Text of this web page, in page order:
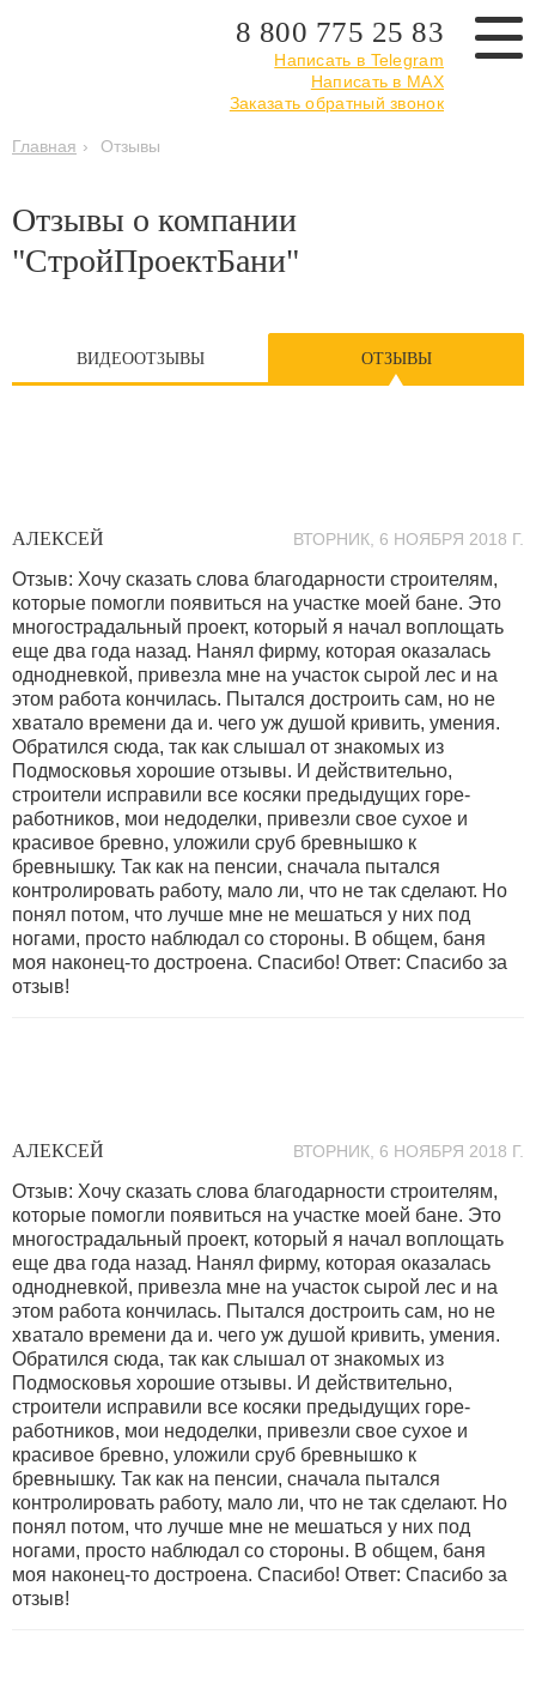
8 800 775 25 83
Написать в Telegram
Написать в MAX
Заказать обратный звонок
Главная › Отзывы
Отзывы о компании
"СтройПроектБани"
ВИДЕООТЗЫВЫ ОТЗЫВЫ
АЛЕКСЕЙ ВТОРНИК, 6 НОЯБРЯ 2018 Г.
Отзыв: Хочу сказать слова благодарности строителям,
которые помогли появиться на участке моей бане. Это
многострадальный проект, который я начал воплощать
еще два года назад. Нанял фирму, которая оказалась
однодневкой, привезла мне на участок сырой лес и на
этом работа кончилась. Пытался достроить сам, но не
хватало времени да и. чего уж душой кривить, умения.
Обратился сюда, так как слышал от знакомых из
Подмосковья хорошие отзывы. И действительно,
строители исправили все косяки предыдущих горе-
работников, мои недоделки, привезли свое сухое и
красивое бревно, уложили сруб бревнышко к
бревнышку. Так как на пенсии, сначала пытался
контролировать работу, мало ли, что не так сделают. Но
понял потом, что лучше мне не мешаться у них под
ногами, просто наблюдал со стороны. В общем, баня
моя наконец-то достроена. Спасибо! Ответ: Спасибо за
отзыв!
АЛЕКСЕЙ ВТОРНИК, 6 НОЯБРЯ 2018 Г.
Отзыв: Хочу сказать слова благодарности строителям,
которые помогли появиться на участке моей бане. Это
многострадальный проект, который я начал воплощать
еще два года назад. Нанял фирму, которая оказалась
однодневкой, привезла мне на участок сырой лес и на
этом работа кончилась. Пытался достроить сам, но не
хватало времени да и. чего уж душой кривить, умения.
Обратился сюда, так как слышал от знакомых из
Подмосковья хорошие отзывы. И действительно,
строители исправили все косяки предыдущих горе-
работников, мои недоделки, привезли свое сухое и
красивое бревно, уложили сруб бревнышко к
бревнышку. Так как на пенсии, сначала пытался
контролировать работу, мало ли, что не так сделают. Но
понял потом, что лучше мне не мешаться у них под
ногами, просто наблюдал со стороны. В общем, баня
моя наконец-то достроена. Спасибо! Ответ: Спасибо за
отзыв!